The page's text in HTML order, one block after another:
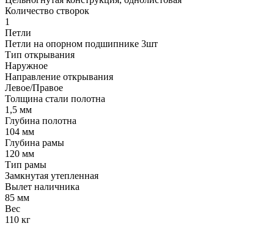
Количество створок
1
Петли
Петли на опорном подшипнике 3шт
Тип открывания
Наружное
Направление открывания
Левое/Правое
Толщина стали полотна
1,5 мм
Глубина полотна
104 мм
Глубина рамы
120 мм
Тип рамы
Замкнутая утепленная
Вылет наличника
85 мм
Вес
110 кг